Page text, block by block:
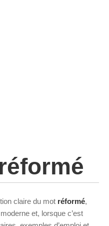
réformé
claire du mot réformé,
et, lorsque c’est